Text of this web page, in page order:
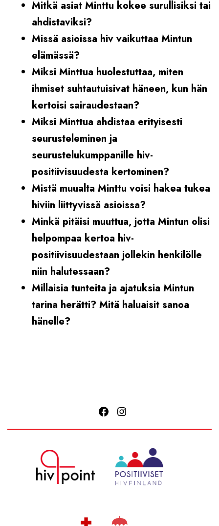
Mitkä asiat Minttu kokee surullisiksi tai
ahdistaviksi?
Missä asioissa hiv vaikuttaa Mintun
elämässä?
Miksi Minttua huolestuttaa, miten
ihmiset suhtautuisivat häneen, kun hän
kertoisi sairaudestaan?
Miksi Minttua ahdistaa erityisesti
seurusteleminen ja
seurustelukumppanille hiv-
positiivisuudesta kertominen?
Mistä muualta Minttu voisi hakea tukea
hiviin liittyvissä asioissa?
Minkä pitäisi muuttua, jotta Mintun olisi
helpompaa kertoa hiv-
positiivisuudestaan jollekin henkilölle
niin halutessaan?
Millaisia tunteita ja ajatuksia Mintun
tarina herätti? Mitä haluaisit sanoa
hänelle?
Facebook